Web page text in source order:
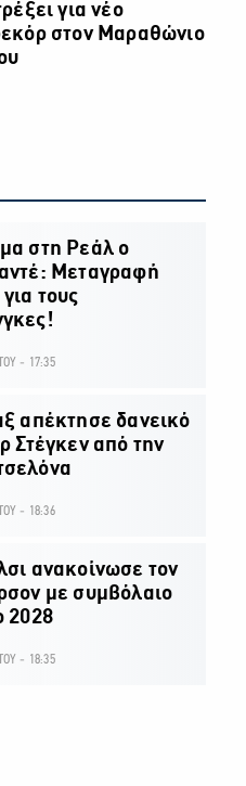
για νέο
στον Μαραθώνιο
στη Ρεάλ ο
Μεταγραφή
τους
- 17:35
απέκτησε δανεικό
Στέγκεν από την
- 18:36
ανακοίνωσε τον
με συμβόλαιο
2028
- 18:35